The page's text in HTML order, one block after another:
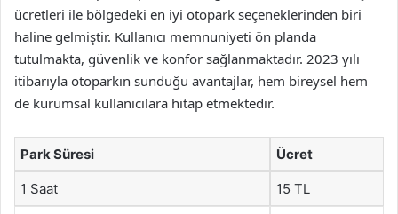
ücretleri ile bölgedeki en iyi otopark seçeneklerinden biri
haline gelmiştir. Kullanıcı memnuniyeti ön planda
tutulmakta, güvenlik ve konfor sağlanmaktadır. 2023 yılı
itibarıyla otoparkın sunduğu avantajlar, hem bireysel hem
de kurumsal kullanıcılara hitap etmektedir.
Park Süresi Ücret
1 Saat 15 TL